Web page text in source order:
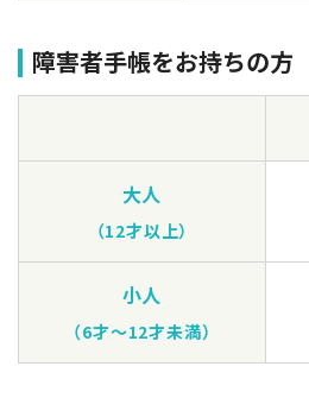
障害者手帳をお持ちの方
大人
（12才以上）
小人
（6才～12才未満）